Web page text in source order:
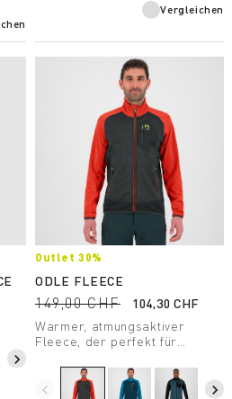
Vergleichen
navigate_next
Outlet 30%
ODLE FLEECE
149,00 CHF
104,30 CHF
Warmer, atmungsaktiver
Fleece, der perfekt für
moderaten Temperaturen
geeignet ist.
navigate_before navigate_next